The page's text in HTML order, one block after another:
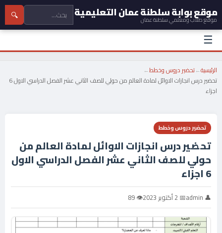
موقع بوابة سلطنة عمان التعليمية
موقع طلاب ومعلمي سلطنة عمان 🔍
☰
الرئيسية←تحضير دروس وخطط←
تحضير درس انجازات الاوائل لمادة العالم من حولي للصف الثاني عشر الفصل الدراسي الاول 6
اجزاء
تحضير دروس وخطط
تحضير درس انجازات الاوائل لمادة العالم من
حولي للصف الثاني عشر الفصل الدراسي الاول
6 اجزاء
👤 admin 📅 2 أكتوبر 2023 👁 89